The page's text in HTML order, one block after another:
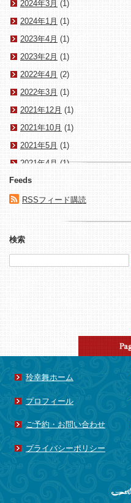
2024年3月 (1)
2024年1月 (1)
2023年4月 (1)
2023年2月 (1)
2022年4月 (2)
2022年3月 (1)
2021年12月 (1)
2021年10月 (1)
2021年5月 (1)
2021年4月 (1)
2021年3月
2020年1月(1)
2017年8月
2017年4月(1)
2015年8月(1)
2015年1月(15)
2014年8月(1)
2014年7月 (1)
2014年6月
2014年5月(1)
2014年4月(3)
2014年3月 (2)
2014年2月(1)
2013年11月
(1)
Feeds
RSSフィード購読
検索
玲幸舞ホーム
プロフィール
ご予約・お問い合わせ
プライバシーポリシー